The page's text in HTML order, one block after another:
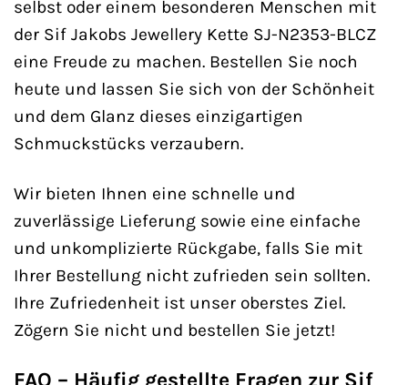
selbst oder einem besonderen Menschen mit
der Sif Jakobs Jewellery Kette SJ-N2353-BLCZ
eine Freude zu machen. Bestellen Sie noch
heute und lassen Sie sich von der Schönheit
und dem Glanz dieses einzigartigen
Schmuckstücks verzaubern.
Wir bieten Ihnen eine schnelle und
zuverlässige Lieferung sowie eine einfache
und unkomplizierte Rückgabe, falls Sie mit
Ihrer Bestellung nicht zufrieden sein sollten.
Ihre Zufriedenheit ist unser oberstes Ziel.
Zögern Sie nicht und bestellen Sie jetzt!
FAQ – Häufig gestellte Fragen zur Sif